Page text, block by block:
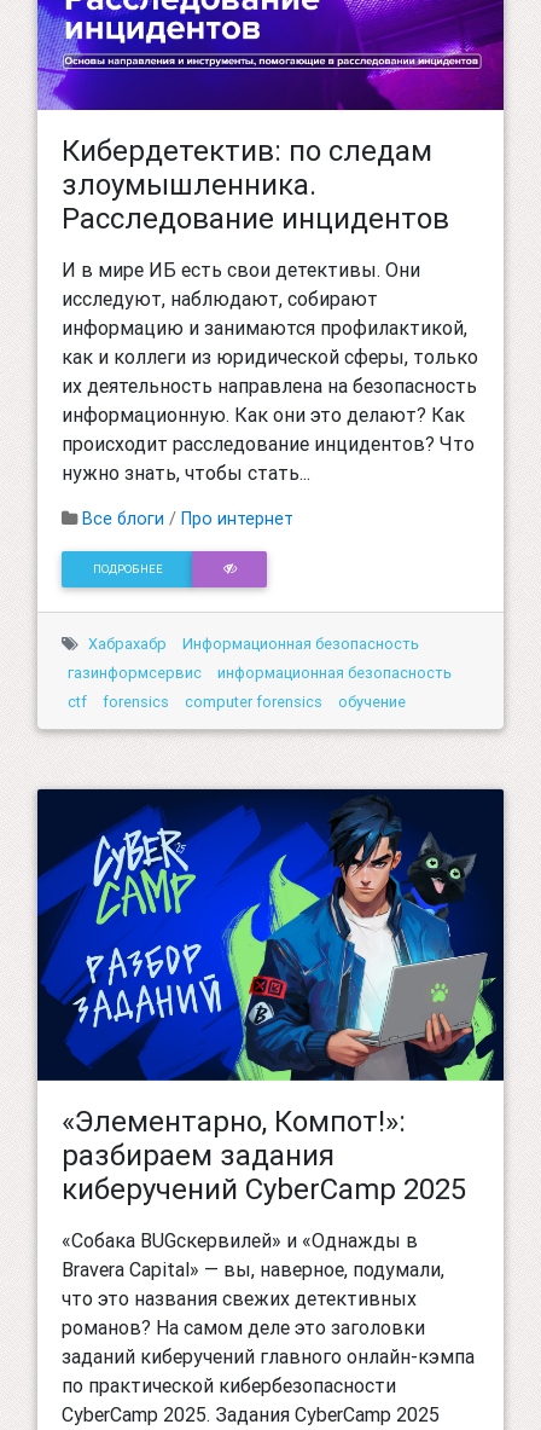
Кибердетектив: по следам
злоумышленника.
Расследование инцидентов
И в мире ИБ есть свои детективы. Они
исследуют, наблюдают, собирают
информацию и занимаются профилактикой,
как и коллеги из юридической сферы, только
их деятельность направлена на безопасность
информационную. Как они это делают? Как
происходит расследование инцидентов? Что
нужно знать, чтобы стать...
Все блоги / Про интернет
ПОДРОБНЕЕ
Хабрахабр
Информационная безопасность
газинформсервис
информационная безопасность
ctf
forensics computer forensics обучение
«Элементарно, Компот!»:
разбираем задания
киберучений CyberCamp 2025
«Собака BUGскервилей» и «Однажды в
Bravera Capital» — вы, наверное, подумали,
что это названия свежих детективных
романов? На самом деле это заголовки
заданий киберучений главного онлайн-кэмпа
по практической кибербезопасности
CyberCamp 2025. Задания CyberCamp 2025